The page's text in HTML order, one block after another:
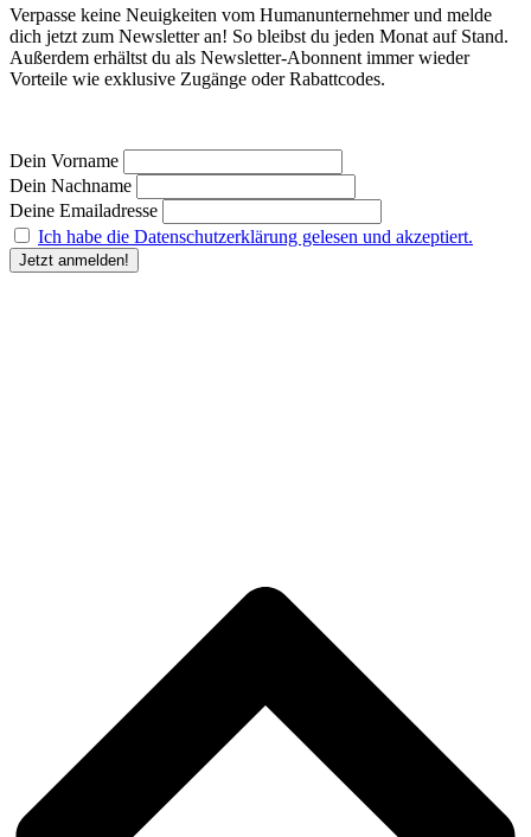
Verpasse keine Neuigkeiten vom Humanunternehmer und melde
dich jetzt zum Newsletter an! So bleibst du jeden Monat auf Stand.
Außerdem erhältst du als Newsletter-Abonnent immer wieder
Vorteile wie exklusive Zugänge oder Rabattcodes.
Dein Vorname
Dein Nachname
Deine Emailadresse
Ich habe die Datenschutzerklärung gelesen und akzeptiert.